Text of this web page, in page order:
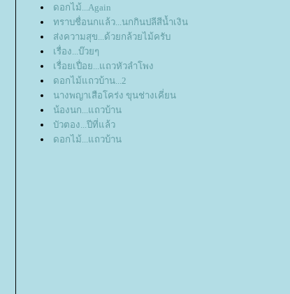
ดอกไม้...Again
ทราบชื่อนกแล้ว...นกกินปลีสีน้ำเงิน
ส่งความสุข...ด้วยกล้วยไม้ครับ
เรื่อง...บ๊วยๆ
เรื่อยเปื่อย...แถวหัวลำโพง
ดอกไม้แถวบ้าน...2
นางพญาเสือโคร่ง ขุนช่างเคี่ยน
น้องนก...แถวบ้าน
บัวตอง...ปีที่แล้ว
ดอกไม้...แถวบ้าน